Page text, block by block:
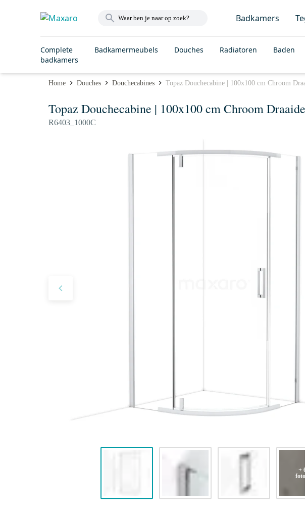
Badkamers
Complete
badkamers
Badkamermeubels Douches Radiatoren Baden
Home Douches Douchecabines Topaz Douchecabine | 100x100 cm Chroom
Topaz Douchecabine | 100x100 cm Chroom
R6403_1000C
+